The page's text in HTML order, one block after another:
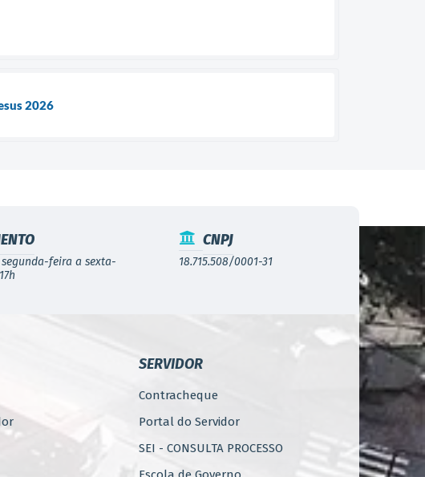
2026
feira a sexta-
CNPJ
18.715.508/0001-31
SERVIDOR
Contracheque
Portal do Servidor
SEI - CONSULTA PROCESSO